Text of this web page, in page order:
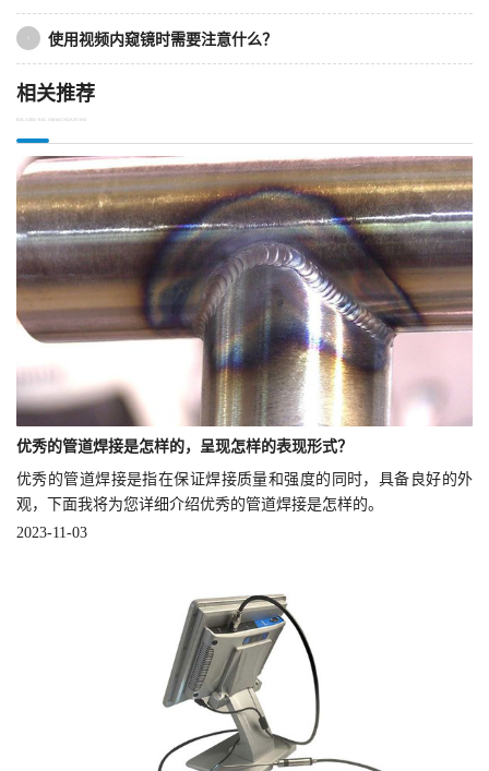
使用视频内窥镜时需要注意什么？
相关推荐
RELATED RECOMMENDATIONS
优秀的管道焊接是怎样的，呈现怎样的表现形式？
优秀的管道焊接是指在保证焊接质量和强度的同时，具备良好的外
观，下面我将为您详细介绍优秀的管道焊接是怎样的。
2023-11-03